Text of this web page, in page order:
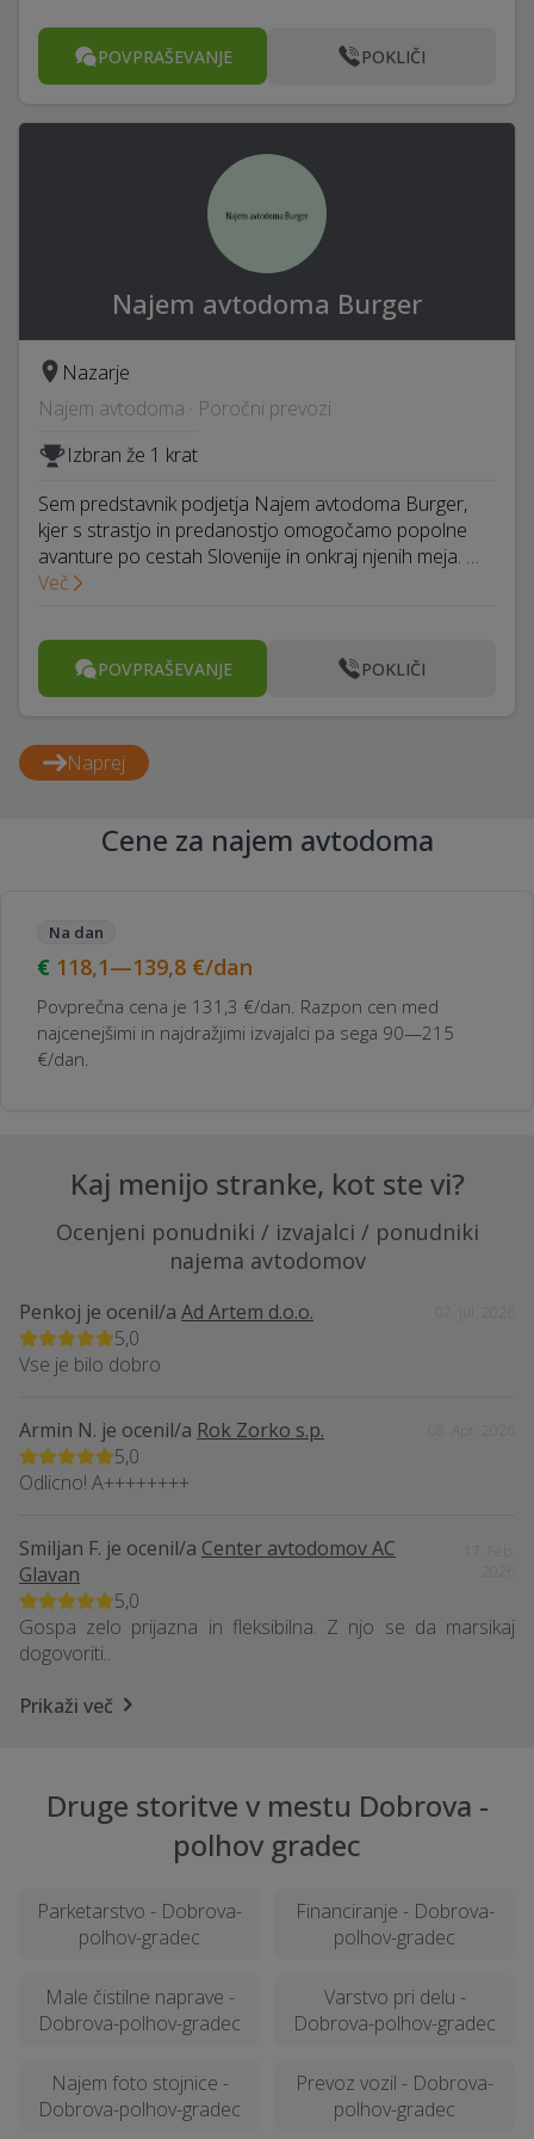
POVPRAŠEVANJE POKLIČI
Najem avtodoma Burger
Nazarje
Najem avtodoma · Poročni prevozi
Izbran že 1 krat
Sem predstavnik podjetja Najem avtodoma Burger,
kjer s strastjo in predanostjo omogočamo popolne
avanture po cestah Slovenije in onkraj njenih meja. …
Več
POVPRAŠEVANJE POKLIČI
Naprej
Cene za najem avtodoma
Na dan
118,1—139,8 €/dan
Povprečna cena je 131,3 €/dan. Razpon cen med
najcenejšimi in najdražjimi izvajalci pa sega 90—215
€/dan.
Kaj menijo stranke, kot ste vi?
Ocenjeni ponudniki / izvajalci / ponudniki
najema avtodomov
Penkoj je ocenil/a Ad Artem d.o.o.
5,0
Vse je bilo dobro
Armin N. je ocenil/a Rok Zorko s.p.
5,0
Odlicno! A++++++++
Smiljan F. je ocenil/a Center avtodomov AC
Glavan
5,0
Gospa zelo prijazna in fleksibilna. Z njo se da marsikaj
dogovoriti..
Prikaži več
Druge storitve v mestu Dobrova -
polhov gradec
Parketarstvo - Dobrova-
polhov-gradec
Financiranje - Dobrova-
polhov-gradec
Male čistilne naprave -
Dobrova-polhov-gradec
Varstvo pri delu -
Dobrova-polhov-gradec
Najem foto stojnice -
Dobrova-polhov-gradec
Prevoz vozil - Dobrova-
polhov-gradec